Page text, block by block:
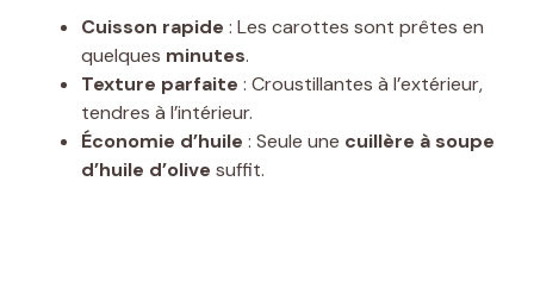
Cuisson rapide : Les carottes sont prêtes en
quelques minutes.
Texture parfaite : Croustillantes à l’extérieur,
tendres à l’intérieur.
Économie d’huile : Seule une cuillère à soupe
d’huile d’olive suffit.